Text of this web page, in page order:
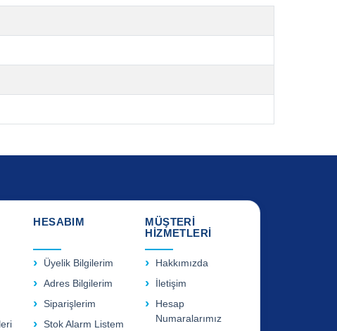
HESABIM
Üyelik Bilgilerim
Adres Bilgilerim
Siparişlerim
Stok Alarm Listem
MÜŞTERİ
HİZMETLERİ
Hakkımızda
İletişim
Hesap
Numaralarımız